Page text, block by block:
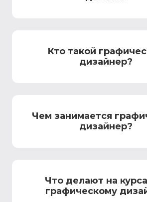
Кто такой
дизайнер?
Чем занимается
дизайнер?
Что делают на
графическому